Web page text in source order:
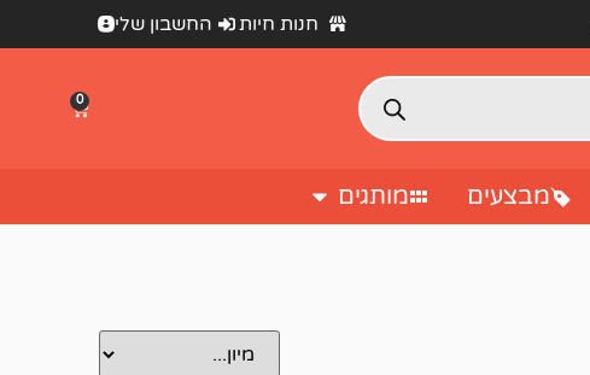
חנות חיות החשבון שלי
0
מבצעים מותגים